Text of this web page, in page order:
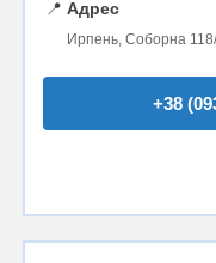
📍 Адрес
Ирпень, Соборна
+38